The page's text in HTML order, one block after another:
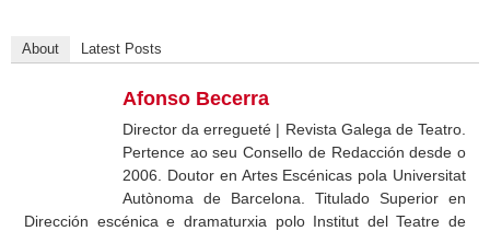
About Latest Posts
Afonso Becerra
Director da erregueté | Revista Galega de Teatro.
Pertence ao seu Consello de Redacción desde o
2006. Doutor en Artes Escénicas pola Universitat
Autònoma de Barcelona. Titulado Superior en
Dirección escénica e dramaturxia polo Institut del Teatre de